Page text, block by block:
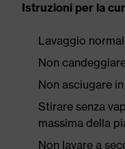
Istruzioni per la
Lavaggio
Non
Non asciugare
Stirare senza
massima della
Non lavare a